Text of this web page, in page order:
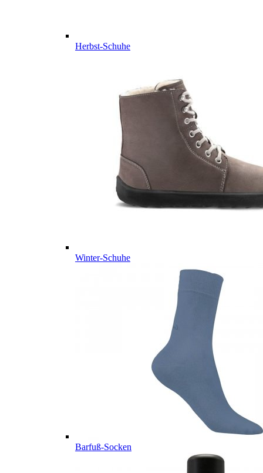
Herbst-Schuhe
Winter-Schuhe
Barfuß-Socken